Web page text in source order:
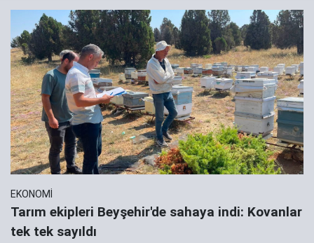
EKONOMİ
Tarım ekipleri Beyşehir'de sahaya indi: Kovanlar
tek tek sayıldı